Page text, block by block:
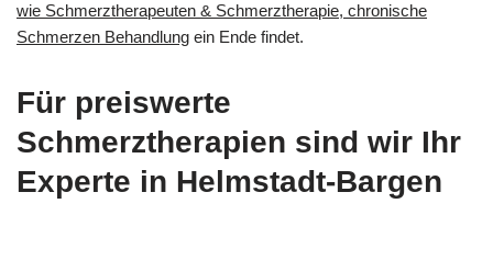
wie Schmerztherapeuten & Schmerztherapie, chronische
Schmerzen Behandlung ein Ende findet.
Für preiswerte
Schmerztherapien sind wir Ihr
Experte in Helmstadt-Bargen